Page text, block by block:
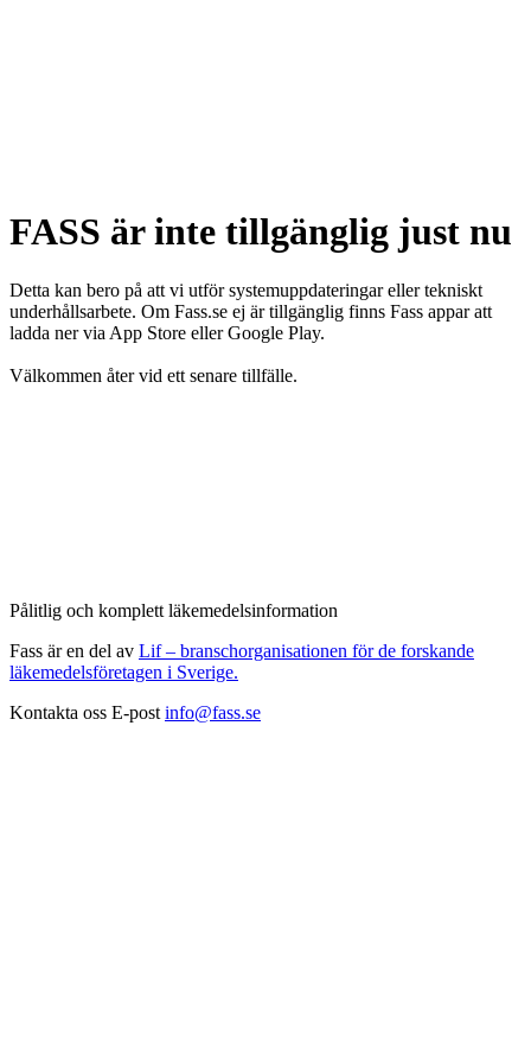
FASS är inte tillgänglig just nu
Detta kan bero på att vi utför systemuppdateringar eller tekniskt
underhållsarbete. Om Fass.se ej är tillgänglig finns Fass appar att
ladda ner via App Store eller Google Play.
Välkommen åter vid ett senare tillfälle.
Pålitlig och komplett läkemedelsinformation
Fass är en del av Lif – branschorganisationen för de forskande
läkemedelsföretagen i Sverige.
Kontakta oss E-post info@fass.se